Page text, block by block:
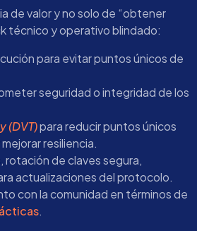
de valor y no solo de “obtener
técnico y operativo blindado:
para evitar puntos únicos de
seguridad o integridad de los
(DVT)para reducir puntos únicos
resiliencia.
de claves segura,
actualizaciones del protocolo.
con la comunidad en términos de
.